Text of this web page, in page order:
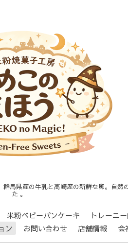
馬県産の牛乳と高崎産の新鮮な卵。自然
た 。
米粉ベビーパンケーキ
トレーニ
ン お問い合わせ 店舗情報 会